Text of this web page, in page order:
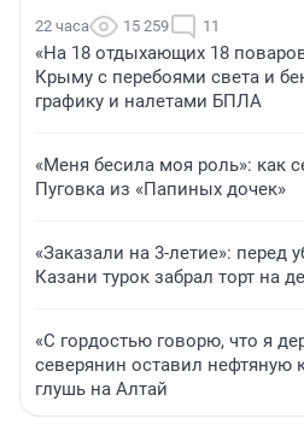
22 часа 15 259 11
«На 18 отдыхающих 18
Крыму с перебоями света и
графику и налетами БПЛА
«Меня бесила моя роль»: как
Пуговка из «Папиных дочек»
«Заказали на 3-летие»: перед
Казани турок забрал торт на
«С гордостью говорю, что я
северянин оставил нефтяную
глушь на Алтай